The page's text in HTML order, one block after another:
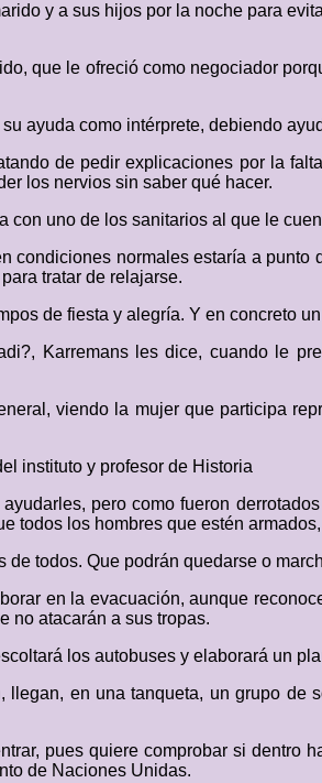
y a sus hijos por la noche para
que le ofreció como negociador
ayuda como intérprete, debiendo
de pedir explicaciones por la
los nervios sin saber qué hacer.
con uno de los sanitarios al que le
condiciones normales estaría a
tratar de relajarse.
de fiesta y alegría. Y en concreto
Karremans les dice, cuando le
viendo la mujer que participa
instituto y profesor de Historia
pero como fueron
todos los hombres que estén
de todos. Que podrán quedarse o
en la evacuación, aunque
no atacarán a sus tropas.
los autobuses y elaborará un
llegan, en una tanqueta, un grupo
pues quiere comprobar si dentro
de Naciones Unidas.